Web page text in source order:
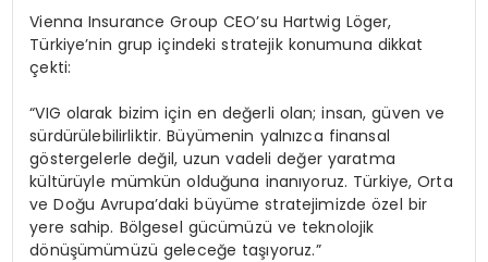
Vienna Insurance Group CEO’su Hartwig Löger,
Türkiye’nin grup içindeki stratejik konumuna dikkat
çekti:
“VIG olarak bizim için en değerli olan; insan, güven ve
sürdürülebilirliktir. Büyümenin yalnızca finansal
göstergelerle değil, uzun vadeli değer yaratma
kültürüyle mümkün olduğuna inanıyoruz. Türkiye, Orta
ve Doğu Avrupa’daki büyüme stratejimizde özel bir
yere sahip. Bölgesel gücümüzü ve teknolojik
dönüşümümüzü geleceğe taşıyoruz.”